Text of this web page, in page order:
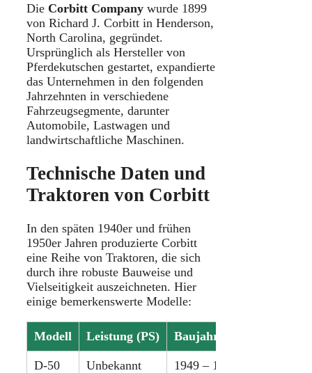
Die Corbitt Company wurde 1899
von Richard J. Corbitt in Henderson,
North Carolina, gegründet.
Ursprünglich als Hersteller von
Pferdekutschen gestartet, expandierte
das Unternehmen in den folgenden
Jahrzehnten in verschiedene
Fahrzeugsegmente, darunter
Automobile, Lastwagen und
landwirtschaftliche Maschinen.
Technische Daten und
Traktoren von Corbitt
In den späten 1940er und frühen
1950er Jahren produzierte Corbitt
eine Reihe von Traktoren, die sich
durch ihre robuste Bauweise und
Vielseitigkeit auszeichneten. Hier
einige bemerkenswerte Modelle:
Modell Leistung (PS) Baujahre
D-50 Unbekannt 1949 – 1952